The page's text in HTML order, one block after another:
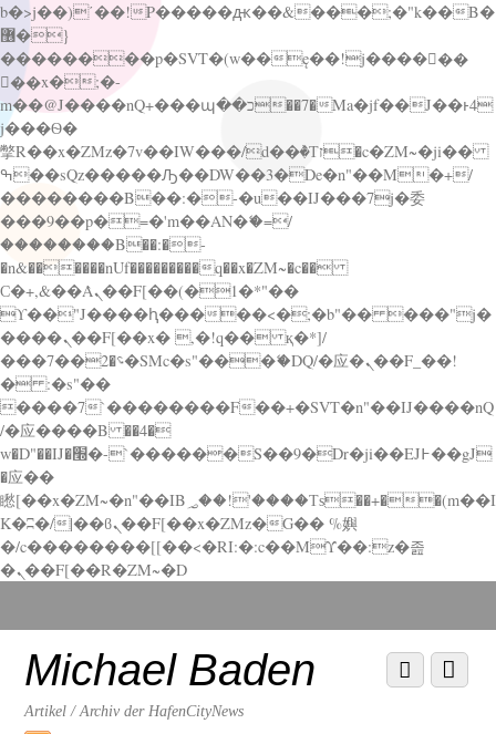
b�>j��)΄��!P�����ԫ��&���;�"k��B�
޶�}
��������p�SVT�(w��ę��!j������
��x�;�-
m��@J����nQ+���պ��כ��7�Ma�jf��J��ͱ4
j���Ѳ�
撆R��x�ZMz�7v��IW���/d��ٞ�Тז�c�ZM~�ji��
ߒ��sQz�����Ԡ��DW��3�De�n"��M�+/
��������B��:�-�u��IJ���7j�委
���9��p�=�'m��AN�ޭ�=/
��������B��:�-
�n&������nUf���������q��x�ZM~�c��
Ϲ�+,&��Ὰܢ��F[��(�1�*"��
ϒ��"J����ԧ�����<�;�b"�� ���"j�
����ܢ��F[��x� ,�!q�� қ�*]/
���؝�2��7�SMc�s"���ޭ�DQ/�应�ܢ��F_��!
� :�s"��
����7`��������F��+�SVT�n"��IJ����nQ
/�应����B ��4�
w�D"��IJ�׭�-`������S��9�Dr�ji��EJ߅��gJ
�应��
矁[��x�ZM~�n"��IB؃��!'����Тѕ��+��(m��I
K�ʭ�/|��ϐܢ��F[��x�ZMz�G�� %嬩
�/c��������[[��<�RI:�:c��MΎ��:z�졾
�ܢ��F[��R�ZM~�D
down
contentMichael Baden
Artikel / Archiv der HafenCityNews
Menu
Scroll
down